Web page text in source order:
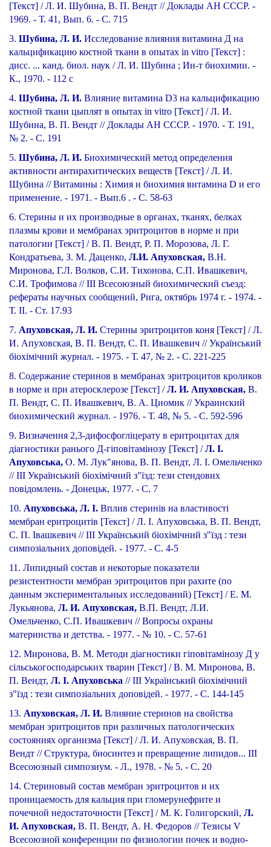
[Текст] / Л. И. Шубина, В. П. Вендт // Доклады АН СССР. -
1969. - Т. 41, Вып. 6. - С. 715
3. Шубина, Л. И. Исследование влияния витамина Д на
кальцификацию костной ткани в опытах in vitro [Текст] :
дисс. ... канд. биол. наук / Л. И. Шубина ; Ин-т биохимии. -
К., 1970. - 112 с
4. Шубина, Л. И. Влияние витамина D3 на кальцификацию
костной ткани цыплят в опытах in vitro [Текст] / Л. И.
Шубина, В. П. Вендт // Доклады АН СССР. - 1970. - Т. 191,
№ 2. - С. 191
5. Шубина, Л. И. Биохимический метод определения
активности антирахитических веществ [Текст] / Л. И.
Шубина // Витамины : Химия и биохимия витамина D и его
применение. - 1971. - Вып.6 . - С. 58-63
6. Стерины и их производные в органах, тканях, белках
плазмы крови и мембранах эритроцитов в норме и при
патологии [Текст] / В. П. Вендт, Р. П. Морозова, Л. Г.
Кондратьева, З. М. Даценко, Л.И. Апуховская, В.Н.
Миронова, Г.Л. Волков, С.И. Тихонова, С.П. Ивашкевич,
С.И. Трофимова // III Всесоюзный биохимический съезд:
рефераты научных сообщений, Рига, октябрь 1974 г. - 1974. -
Т. II. - Ст. 17.93
7. Апуховская, Л. И. Стерины эритроцитов коня [Текст] / Л.
И. Апуховская, В. П. Вендт, С. П. Ивашкевич // Український
біохімічний журнал. - 1975. - Т. 47, № 2. - С. 221-225
8. Содержание стеринов в мембранах эритроцитов кроликов
в норме и при атеросклерозе [Текст] /Л. И. Апуховская, В.
П. Вендт, С. П. Ивашкевич, В. А. Циомик // Украинский
биохимический журнал. - 1976. - Т. 48, № 5. - С. 592-596
9. Визначення 2,3-дифосфогліцерату в еритроцитах для
діагностики ранього Д-гіповітамінозу [Текст] /Л. І.
Апуховська, О. М. Лук"янова, В. П. Вендт, Л. І. Омельченко
// III Український біохімічний з"їзд: тези стендових
повідомлень. - Донецьк, 1977. - С. 7
10. Апуховська, Л. І. Вплив стеринів на властивості
мембран еритроцитів [Текст] / Л. І. Апуховська, В. П. Вендт,
С. П. Івашкевич // III Український біохімічний з"їзд : тези
симпозіальних доповідей. - 1977. - С. 4-5
11. Липидный состав и некоторые показатели
резистентности мембран эритроцитов при рахите (по
данным экспериментальных исследований) [Текст] / Е. М.
Лукьянова, Л. И. Апуховская, В.П. Вендт, Л.И.
Омельченко, С.П. Ивашкевич // Вопросы охраны
материнства и детства. - 1977. - № 10. - С. 57-61
12. Миронова, В. М. Методи діагностики гіповітамінозу Д у
сільськогосподарських тварин [Текст] / В. М. Миронова, В.
П. Вендт, Л. І. Апуховська // III Український біохімічний
з"їзд : тези симпозіальних доповідей. - 1977. - С. 144-145
13. Апуховская, Л. И. Влияние стеринов на свойства
мембран эритроцитов при различных патологических
состояниях организма [Текст] / Л. И. Апуховская, В. П.
Вендт // Структура, биосинтез и превращение липидов... ІІІ
Всесоюзный симпозиум. - Л., 1978. - № 5. - С. 20
14. Стериновый состав мембран эритроцитов и их
проницаемость для кальция при гломерунефрите и
почечной недостаточности [Текст] / М. К. Голигорский, Л.
И. Апуховская, В. П. Вендт, А. Н. Федоров // Тезисы V
Всесоюзной конференции по физиологии почек и водно-